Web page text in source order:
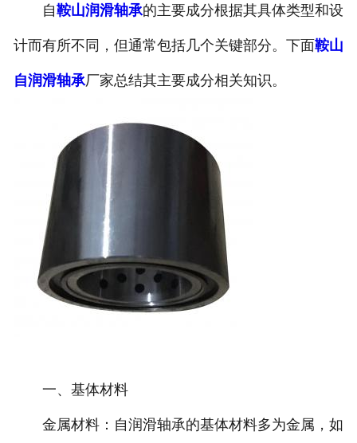
自鞍山润滑轴承的主要成分根据其具体类型和设
计而有所不同，但通常包括几个关键部分。下面鞍山
自润滑轴承厂家总结其主要成分相关知识。
一、基体材料
金属材料：自润滑轴承的基体材料多为金属，如